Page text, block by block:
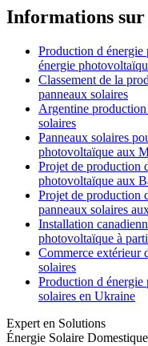
Informations sur
Production d énergie
énergie
Classement de la
panneaux solaires
Argentine
solaires
Panneaux solaires
photovoltaïque aux
Projet de production
photovoltaïque aux
Projet de production
panneaux solaires
Installation
photovoltaïque à
Commerce extérieur
solaires
Production d énergie
solaires en Ukraine
Expert en Solutions
Énergie Solaire Domestique